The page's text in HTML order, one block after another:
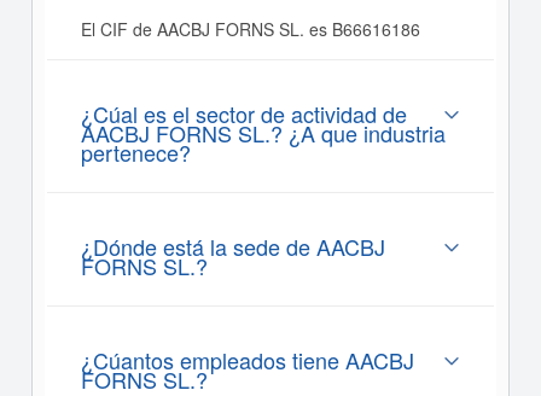
El CIF de AACBJ FORNS SL. es B66616186
¿Cúal es el sector de actividad de
AACBJ FORNS SL.? ¿A que industria
pertenece?
¿Dónde está la sede de AACBJ
FORNS SL.?
¿Cúantos empleados tiene AACBJ
FORNS SL.?